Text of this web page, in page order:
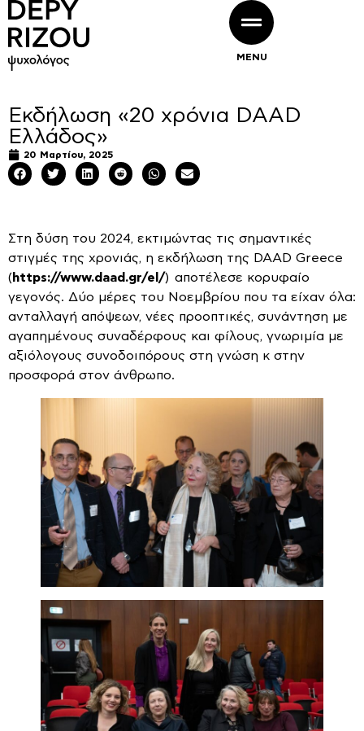
MENU
Εκδήλωση «20 χρόνια DAAD
Ελλάδος»
20 Μαρτίου, 2025
Στη δύση του 2024, εκτιμώντας τις σημαντικές
στιγμές της χρονιάς, η εκδήλωση της DAAD Greece
( https://www.daad.gr/el/) αποτέλεσε κορυφαίο
γεγονός. Δύο μέρες του Νοεμβρίου που τα είχαν όλα:
ανταλλαγή απόψεων, νέες προοπτικές, συνάντηση με
αγαπημένους συναδέρφους και φίλους, γνωριμία με
αξιόλογους συνοδοιπόρους στη γνώση κ στην
προσφορά στον άνθρωπο.